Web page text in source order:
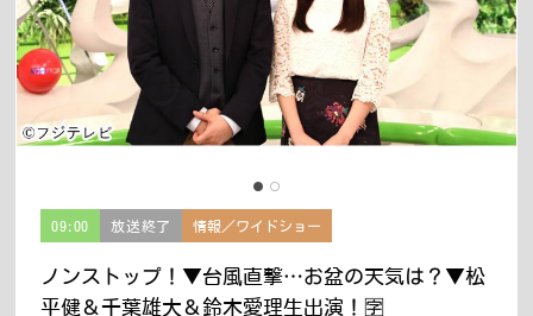
09:00 放送終了 情報／ワイドショー
ノンストップ！▼台風直撃…お盆の天気は？▼松
平健＆千葉雄大＆鈴木愛理生出演！🈑